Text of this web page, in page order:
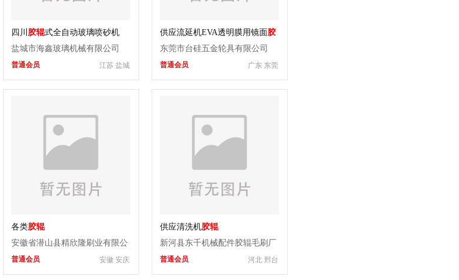
四川 胶辊式全自动玻璃喷砂机
盐城市海鑫玻璃机械有限公司
江苏 盐城
普通会员
供应流延机EVA透明膜用镜面胶
辊
东莞市台硅五金轮具有限公司
广东 东莞
普通会员
各类胶辊
安徽省潜山县精欣隆刷业有限公
司 安徽 安庆
普通会员
供应清洗机胶辊
新河县东千机械配件胶辊毛刷厂
河北 邢台
普通会员